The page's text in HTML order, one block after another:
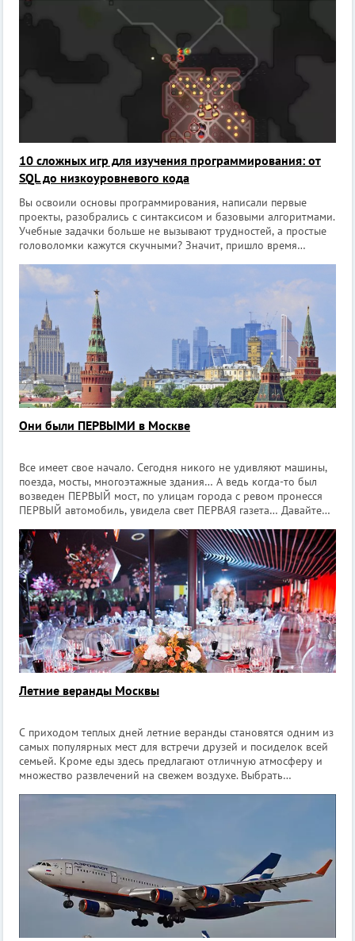
Галерея искусства стран Европы и Америки XIX-XX веков
10 сложных игр для изучения программирования: от
SQL до низкоуровневого кода
Вы освоили основы программирования, написали первые
проекты, разобрались с синтаксисом и базовыми алгоритмами.
Учебные задачки больше не вызывают трудностей, а простые
головоломки кажутся скучными? Значит, пришло время
визуальным программир
Они были ПЕРВЫМИ в Москве
Все имеет свое начало. Сегодня никого не удивляют машины,
поезда, мосты, многоэтажные здания… А ведь когда-то был
возведен ПЕРВЫЙ мост, по улицам города с ревом пронесся
ПЕРВЫЙ автомобиль, увидела свет ПЕРВАЯ газета… Давайте
всему ПЕРВОМУ. Пе
Летние веранды Москвы
С приходом теплых дней летние веранды становятся одним из
самых популярных мест для встречи друзей и посиделок всей
семьей. Кроме еды здесь предлагают отличную атмосферу и
множество развлечений на свежем воздухе. Выбрать